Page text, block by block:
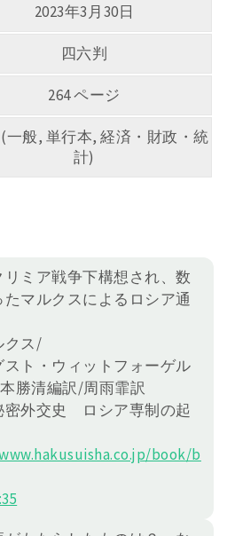
2023年3月30日
四六判
264 ページ
(一般, 単行本, 経済・財政・統
計)
ミア戦争下構想され、数
マルクスによるロシア通
クス/
スト・ウィットフォーゲル
勝清編訳/周雨霏訳
密外交史 ロシア専制の起
book/b